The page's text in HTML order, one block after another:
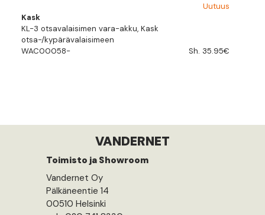
Uutuus
Kask
KL-3 otsavalaisimen vara-akku, Kask
otsa-/kypärävalaisimeen
WAC00058-
Sh. 35.95€
VANDERNET
Toimisto ja Showroom
Vandernet Oy
Pälkäneentie 14
00510 Helsinki